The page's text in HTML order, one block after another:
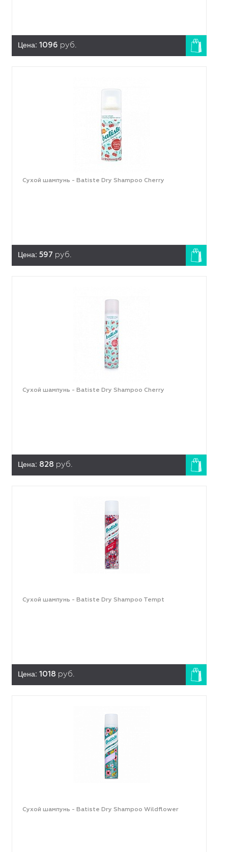
Цена: 1096 руб.
Сухой шампунь - Batiste Dry Shampoo Cherry
Цена: 597 руб.
Сухой шампунь - Batiste Dry Shampoo Cherry
Цена: 828 руб.
Сухой шампунь - Batiste Dry Shampoo Tempt
Цена: 1018 руб.
Сухой шампунь - Batiste Dry Shampoo Wildflower